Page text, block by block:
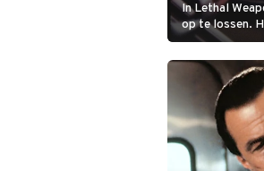
In Lethal
op te lossen.